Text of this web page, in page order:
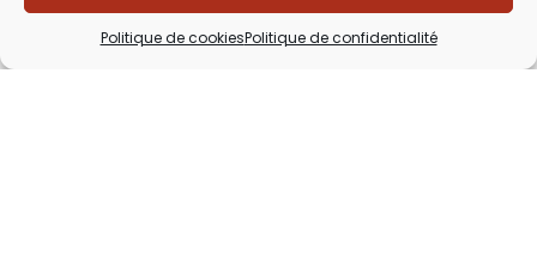
Politique de cookiesPolitique de confidentialité